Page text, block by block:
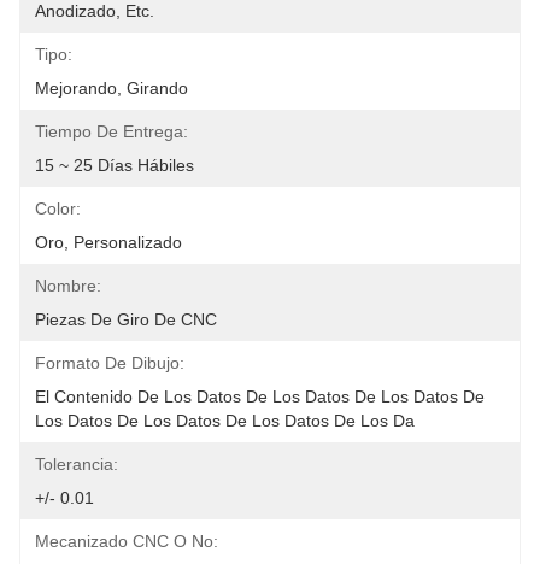
Anodizado, Etc.
Tipo:
Mejorando, Girando
Tiempo De Entrega:
15 ~ 25 Días Hábiles
Color:
Oro, Personalizado
Nombre:
Piezas De Giro De CNC
Formato De Dibujo:
El Contenido De Los Datos De Los Datos De Los Datos De
Los Datos De Los Datos De Los Datos De Los Da
Tolerancia:
+/- 0.01
Mecanizado CNC O No: